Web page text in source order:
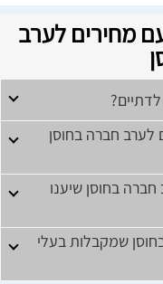
מחירים לערב
לערב חברה בחוסן
חברה בחוסן שיענו
שמקבלות בעלי